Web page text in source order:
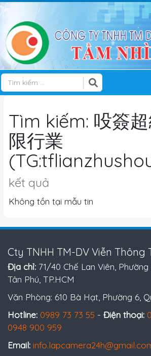
Tìm kiếm: 吺簽
限行業
kết quả
Không tồn tại mẫu tin
Cty TNHH TM-DV Viễn Thông
Địa chỉ: 71/40 Chế Lan Viên,
Tân Phú, TP.HCM
Văn Phòng: 610 Bà Hạt, Phường 6,
Hotline: 0989 73 73 55 - Điện thoại:
0948 900 959
Email: